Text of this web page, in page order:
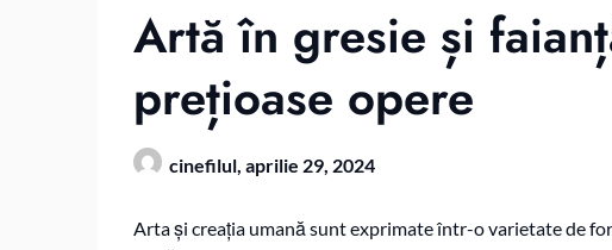
Artă în gresie și
prețioase opere
cinefilul, aprilie 29, 2024
Arta și creația umană sunt exprimate într-o varietate de